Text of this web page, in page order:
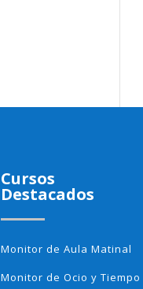
Cursos
Destacados
Monitor de Aula Matinal
Monitor de Ocio y Tiempo